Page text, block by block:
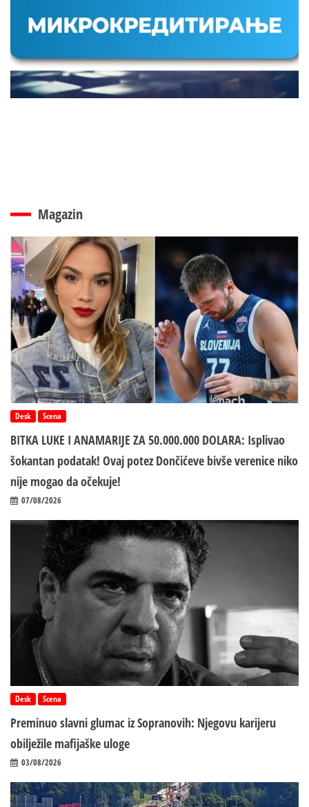
Magazin
Desk Scena
BITKA LUKE I ANAMARIJE ZA 50.000.000 DOLARA: Isplivao
šokantan podatak! Ovaj potez Dončićeve bivše verenice niko
nije mogao da očekuje!
07/08/2026
Desk Scena
Preminuo slavni glumac iz Sopranovih: Njegovu karijeru
obilježile mafijaške uloge
03/08/2026